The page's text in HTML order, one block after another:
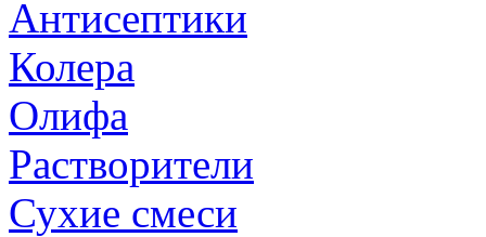
Антисептики
Колера
Олифа
Растворители
Сухие смеси